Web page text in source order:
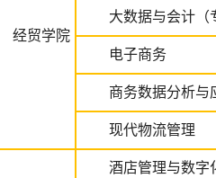
经贸学院
大数据与会计（
电子商务
商务数据分析与
现代物流管理
酒店管理与数字